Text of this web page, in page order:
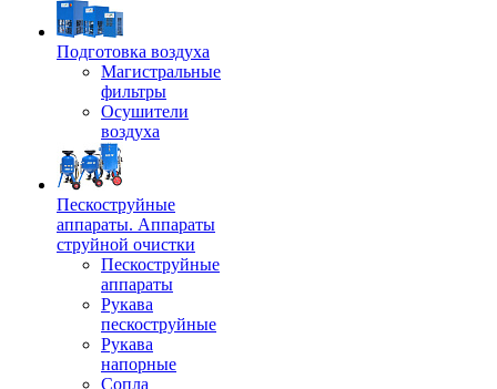
Подготовка воздуха
Магистральные
фильтры
Осушители
воздуха
Пескоструйные
аппараты. Аппараты
струйной очистки
Пескоструйные
аппараты
Рукава
пескоструйные
Рукава
напорные
Сопла